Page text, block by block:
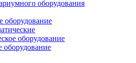
оборудования
оборудование
оборудование
оборудование